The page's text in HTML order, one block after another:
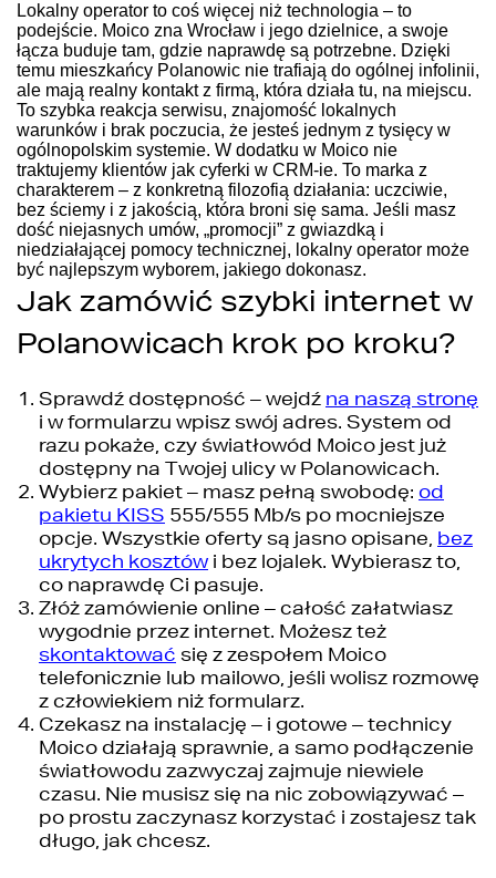
Lokalny operator to coś więcej niż technologia – to
podejście. Moico zna Wrocław i jego dzielnice, a swoje
łącza buduje tam, gdzie naprawdę są potrzebne. Dzięki
temu mieszkańcy Polanowic nie trafiają do ogólnej infolinii,
ale mają realny kontakt z firmą, która działa tu, na miejscu.
To szybka reakcja serwisu, znajomość lokalnych
warunków i brak poczucia, że jesteś jednym z tysięcy w
ogólnopolskim systemie. W dodatku w Moico nie
traktujemy klientów jak cyferki w CRM-ie. To marka z
charakterem – z konkretną filozofią działania: uczciwie,
bez ściemy i z jakością, która broni się sama. Jeśli masz
dość niejasnych umów, „promocji” z gwiazdką i
niedziałającej pomocy technicznej, lokalny operator może
być najlepszym wyborem, jakiego dokonasz.
Jak zamówić szybki internet w
Polanowicach krok po kroku?
Sprawdź dostępność – wejdź na naszą stronę
i w formularzu wpisz swój adres. System od
razu pokaże, czy światłowód Moico jest już
dostępny na Twojej ulicy w Polanowicach.
Wybierz pakiet – masz pełną swobodę: od
pakietu KISS 555/555 Mb/s po mocniejsze
opcje. Wszystkie oferty są jasno opisane, bez
ukrytych kosztów i bez lojalek. Wybierasz to,
co naprawdę Ci pasuje.
Złóż zamówienie online – całość załatwiasz
wygodnie przez internet. Możesz też
skontaktować się z zespołem Moico
telefonicznie lub mailowo, jeśli wolisz rozmowę
z człowiekiem niż formularz.
Czekasz na instalację – i gotowe – technicy
Moico działają sprawnie, a samo podłączenie
światłowodu zazwyczaj zajmuje niewiele
czasu. Nie musisz się na nic zobowiązywać –
po prostu zaczynasz korzystać i zostajesz tak
długo, jak chcesz.